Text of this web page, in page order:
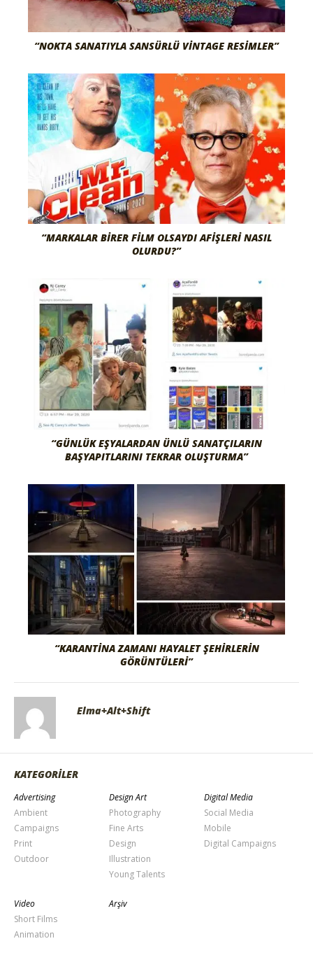
“NOKTA SANATIYLA SANSÜRLÜ VINTAGE RESIMLER”
“MARKALAR BIRER FILM OLSAYDI AFIŞLERI NASIL
OLURDU?”
“GÜNLÜK EŞYALARDAN ÜNLÜ SANATÇILARIN
BAŞYAPITLARINI TEKRAR OLUŞTURMA”
“KARANTINA ZAMANI HAYALET ŞEHIRLERIN
GÖRÜNTÜLERI”
Elma+Alt+Shift
KATEGORİLER
Advertising
Ambient
Campaigns
Print
Outdoor
Design Art
Photography
Fine Arts
Design
Illustration
Young Talents
Digital Media
Social Media
Mobile
Digital Campaigns
Video
Short Films
Animation
Arşiv